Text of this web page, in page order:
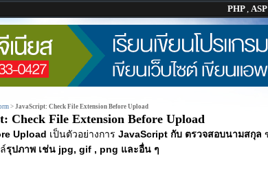
PHP, ASP
> JavaScript: Check File Extension Before Upload
Check File Extension Before Upload
Upload เป็นตัวอย่างการ JavaScript กับ ตรวจสอบนามสกุล
รุปภาพ เช่น jpg, gif , png และอื่น ๆ